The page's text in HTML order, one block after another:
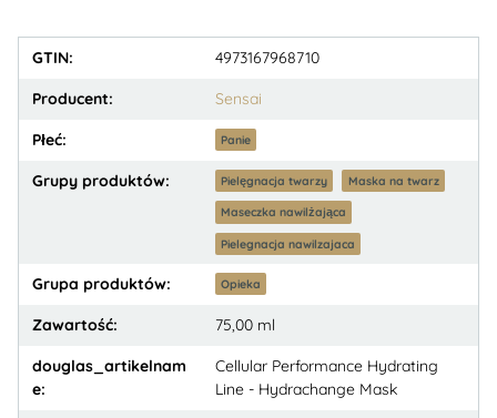
GTIN: 4973167968710
Producent: Sensai
Płeć: Panie
Grupy produktów: Pielęgnacja twarzy Maska na twarz
Maseczka nawilżająca
Pielegnacja nawilzajaca
Grupa produktów: Opieka
Zawartość: 75,00 ml
douglas_artikelnam
e:
Cellular Performance Hydrating
Line - Hydrachange Mask